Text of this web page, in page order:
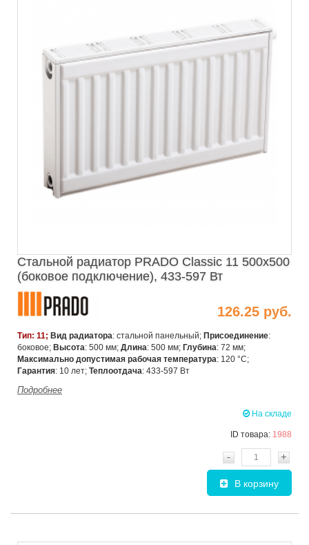
Стальной радиатор PRADO Classic 11 500х500
(боковое подключение), 433-597 Вт
126.25 руб.
Тип: 11; Вид радиатора: стальной панельный; Присоединение:
боковое; Высота: 500 мм; Длина: 500 мм; Глубина: 72 мм;
Максимально допустимая рабочая температура: 120 °C;
Гарантия: 10 лет; Теплоотдача: 433-597 Вт
Подробнее
На складе
ID товара: 1988
- +
В корзину